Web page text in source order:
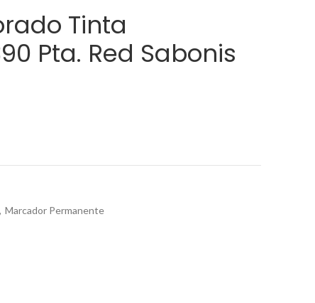
Tinta
Pta. Red Sabonis
, Marcador Permanente